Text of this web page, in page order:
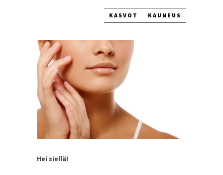
KASVOT KAUNEUS
Hei siellä!